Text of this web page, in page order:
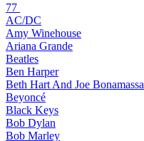
77
AC/DC
Amy Winehouse
Ariana Grande
Beatles
Ben Harper
Beth Hart And Joe Bonamassa
Beyoncé
Black Keys
Bob Dylan
Bob Marley